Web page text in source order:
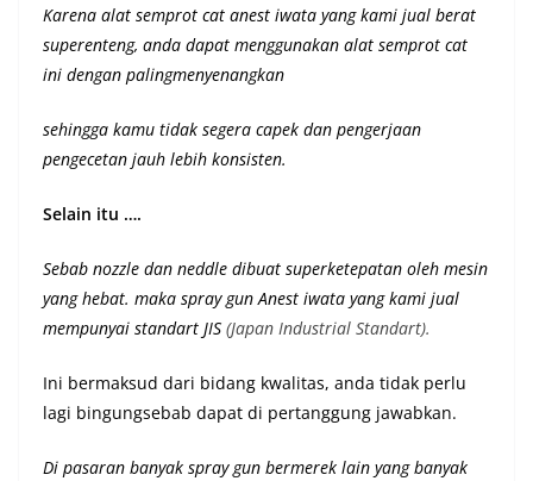
Karena alat semprot cat anest iwata yang kami jual berat
superenteng, anda dapat menggunakan alat semprot cat
ini dengan palingmenyenangkan
sehingga kamu tidak segera capek dan pengerjaan
pengecetan jauh lebih konsisten.
Selain itu ….
Sebab nozzle dan neddle dibuat superketepatan oleh mesin
yang hebat. maka spray gun Anest iwata yang kami jual
mempunyai standart JIS (Japan Industrial Standart).
Ini bermaksud dari bidang kwalitas, anda tidak perlu
lagi bingungsebab dapat di pertanggung jawabkan.
Di pasaran banyak spray gun bermerek lain yang banyak